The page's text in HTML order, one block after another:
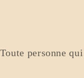
personne qui